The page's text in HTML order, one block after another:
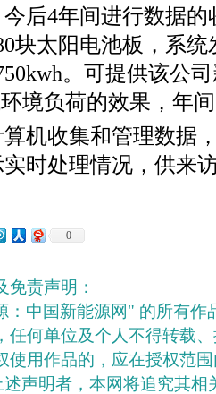
后4年间进行数据
块太阳电池板，系
。可提供该公
境负荷的效果，年
机收集和管理数据
时处理情况，供来
0
免责声明：
：中国新能源网" 的所有作
任何单位及个人不得转载
使用作品的，应在授权范
声明者，本网将追究其相